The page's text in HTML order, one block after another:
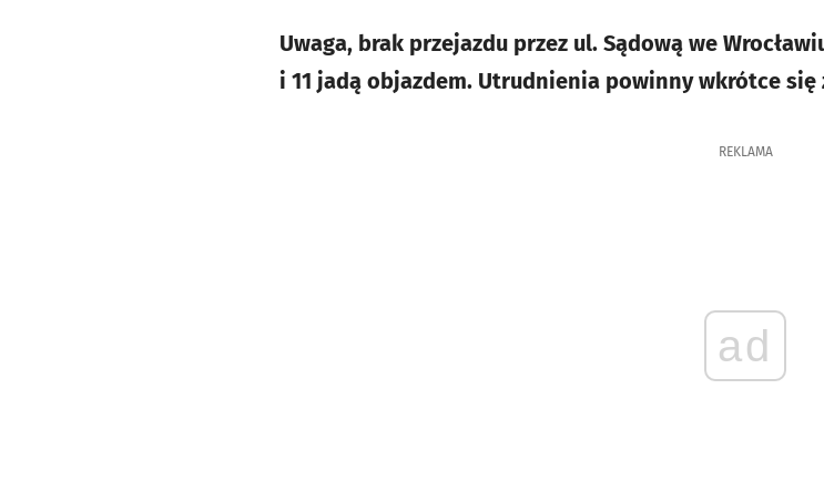
Uwaga, brak przejazdu przez ul. Sądową we
i 11 jadą objazdem. Utrudnienia powinny wkrótce się
REKLAMA
ad